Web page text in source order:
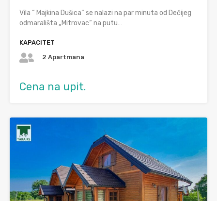
Vila “ Majkina Dušica“ se nalazi na par minuta od Dečijeg
odmarališta „Mitrovac“ na putu…
KAPACITET
2 Apartmana
Cena na upit.